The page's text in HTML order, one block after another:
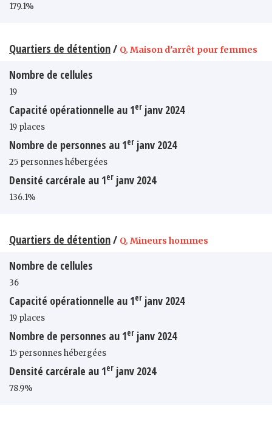
179.1%
Quartiers de détention/ Q. Maison d'arrêt pour femmes
Nombre de cellules
19
Capacité opérationnelle au 1er janv 2024
19 places
Nombre de personnes au 1er janv 2024
25 personnes hébergées
Densité carcérale au 1er janv 2024
136.1%
Quartiers de détention/ Q. Mineurs hommes
Nombre de cellules
36
Capacité opérationnelle au 1er janv 2024
19 places
Nombre de personnes au 1er janv 2024
15 personnes hébergées
Densité carcérale au 1er janv 2024
78.9%